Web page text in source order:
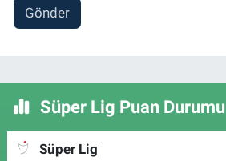
Gönder
Süper Lig Puan Durumu
Süper Lig